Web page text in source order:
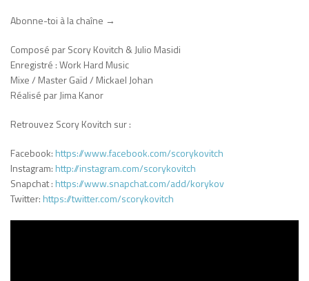
Abonne-toi à la chaîne →
Composé par Scory Kovitch & Julio Masidi
Enregistré : Work Hard Music
Mixe / Master Gaïd / Mickael Johan
Réalisé par Jima Kanor
Retrouvez Scory Kovitch sur :
Facebook: https://www.facebook.com/scorykovitch
Instagram: http://instagram.com/scorykovitch
Snapchat : https://www.snapchat.com/add/korykov
Twitter: https://twitter.com/scorykovitch